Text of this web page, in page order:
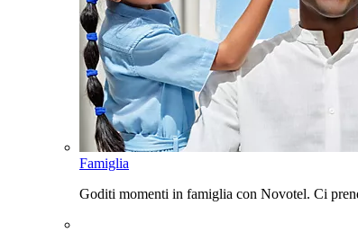
Famiglia
Goditi momenti in famiglia con Novotel. Ci